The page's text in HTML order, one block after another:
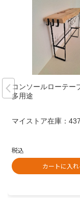
コンソールローテ
多用途
マイストア在庫：
税込
カートに入れ